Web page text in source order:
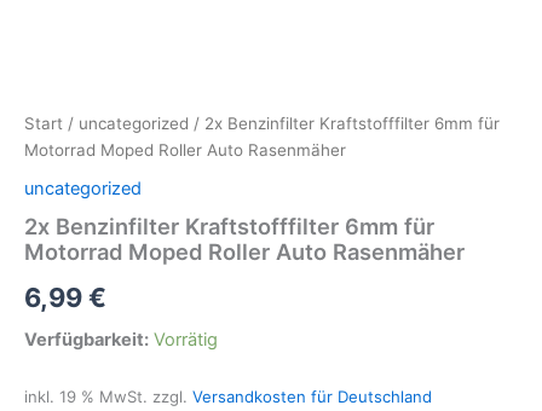
Start / uncategorized / 2x Benzinfilter Kraftstofffilter 6mm für
Motorrad Moped Roller Auto Rasenmäher
uncategorized
2x Benzinfilter Kraftstofffilter 6mm für
Motorrad Moped Roller Auto Rasenmäher
6,99€
Verfügbarkeit: Vorrätig
inkl. 19 % MwSt. zzgl. Versandkosten für Deutschland